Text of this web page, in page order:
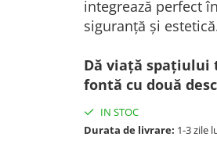
integrează perfect
siguranță și
Dă viață spațiului
fontă cu două
IN STOC
Durata de livrare: 1-3 zile